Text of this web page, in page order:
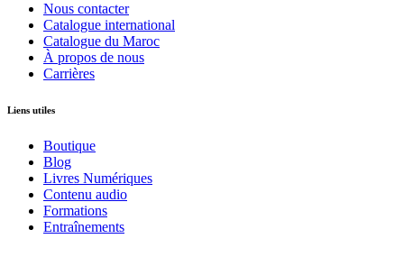
Nous contacter
Catalogue international
Catalogue du Maroc
À propos de nous
Carrières
Liens utiles
Boutique
Blog
Livres Numériques
Contenu audio
Formations
Entraînements